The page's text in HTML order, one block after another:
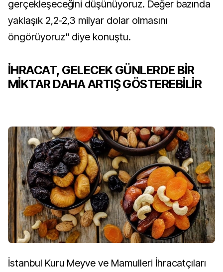
gerçekleşeceğini düşünüyoruz. Değer bazında
yaklaşık 2,2-2,3 milyar dolar olmasını
öngörüyoruz" diye konuştu.
İHRACAT, GELECEK GÜNLERDE BİR
MİKTAR DAHA ARTIŞ GÖSTEREBİLİR
İstanbul Kuru Meyve ve Mamulleri İhracatçıları